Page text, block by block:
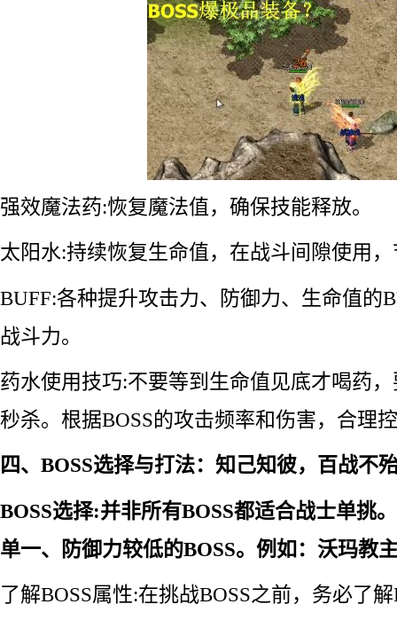
强效魔法药:恢复魔法值，确保技能释放。
太阳水:持续恢复生命值，在战斗间隙使用
BUFF:各种提升攻击力、防御力、生命值的
战斗力。
药水使用技巧:不要等到生命值见底才喝药
秒杀。根据BOSS的攻击频率和伤害，合理
四、BOSS选择与打法：知己知彼，百战不
BOSS选择:并非所有BOSS都适合战士单挑
单一、防御力较低的BOSS。例如：沃玛教
了解BOSS属性:在挑战BOSS之前，务必了